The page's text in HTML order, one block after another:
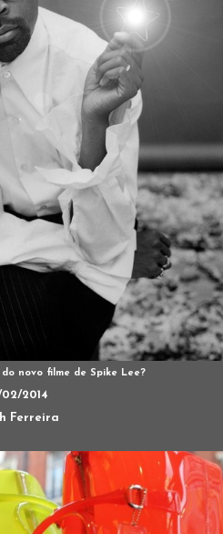
novo filme de Spike Lee?
02/2014
Ferreira